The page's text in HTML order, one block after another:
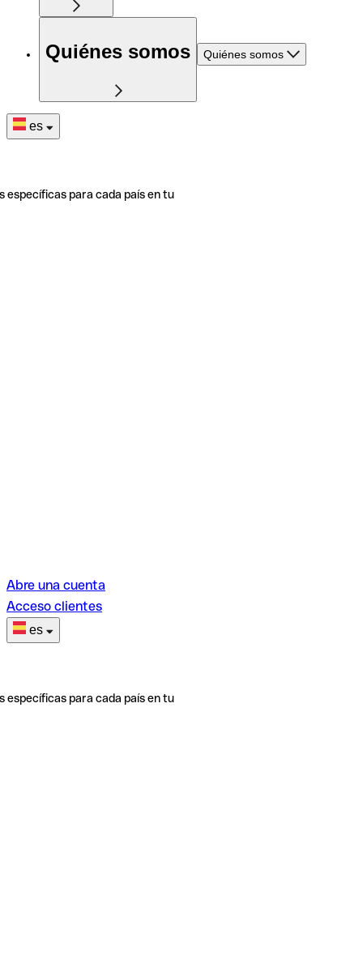
Quiénes somos Quiénes somos
es
específicas para cada país en tu
Abre una cuenta
Acceso clientes
es
específicas para cada país en tu